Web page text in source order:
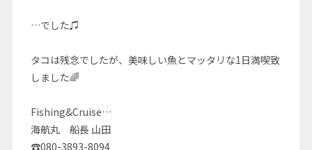
…でした♫
タコは残念でしたが、美味しい魚とマッタリな1日満喫致
しました🌈
Fishing&Cruise…
海航丸 船長 山田
☎080-3893-8094